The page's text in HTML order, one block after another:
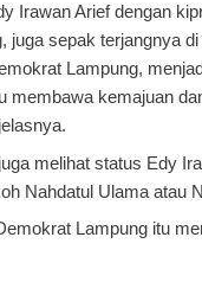
Irawan Arief dengan
juga sepak terjangnya
Lampung,
membawa kemajuan
melihat status Edy
Nahdatul Ulama atau
Lampung itu